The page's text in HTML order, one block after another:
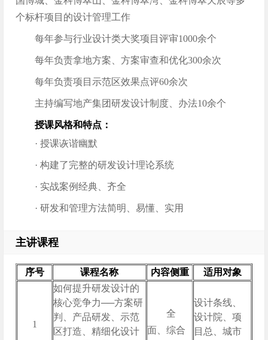
个标杆项目的设计管理工作
每年参与行业设计类大奖项目评审1000余个
每年负责拿地方案、方案审查和优化300余次
每年负责项目示范区效果点评60余次
主持编写地产集团研发设计制度、办法10余个
授课风格和特点：
· 授课诙谐幽默
· 构建了完整的研发设计理论系统
· 实战案例经典、齐全
· 研发和管理方法简明、易懂、实用
主讲课程
序号 课程名称 内容侧重 适用对象
1
如何提升研发设计的
核心竞争力──方案研
判、产品研发、示范
区打造、精细化设计
全
面、综合
设计条线、
设计院、项
目总、城市